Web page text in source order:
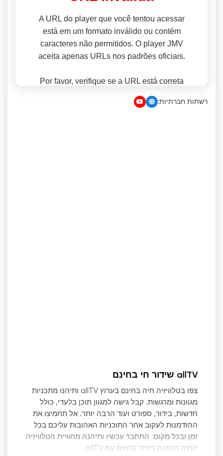
רשתות חברתיות:
allTV שידור חי בחינם
צפו בטלוויזיה חיה בחינם בערוץ allTV ותיהנו מתכניות
מגוונות ומרגשות. קבל גישה למגוון תוכן בלעדי, כולל
חדשות, בידור, ספורט ועוד הרבה יותר. אל תחמיצו את
ההזדמנות לעקוב אחר התוכניות האהובות עליכם בכל
זמן ובכל מקום. התחבר עכשיו ותיהנה מחוויית הטלוויזיה
החיה הטובה ביותר בחינם עם allTV.